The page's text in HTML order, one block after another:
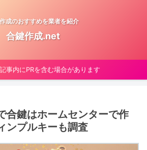
成のおすすめを業者を紹介
合鍵作成.net
事内にPRを含む場合があります
合鍵はホームセンターで作
ンプルキーも調査